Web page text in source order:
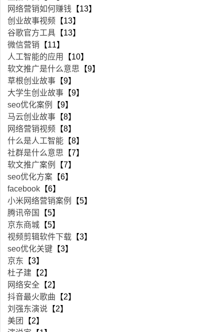
网络营销如何赚钱 【13】
创业故事视频 【13】
谷歌官方工具 【13】
微信营销 【11】
人工智能的应用
【10】
软文推广是什么意思 【9】
草根创业故事 【9】
大学生创业故事 【9】
seo优化案例
【9】
马云创业故事 【8】
网络营销视频 【8】
什么是人工智能 【8】
社群是什么意思 【7】
软文推广案例
【7】
seo优化方案 【6】
facebook 【6】
小米网络营销案例
【5】
腾讯帝国
【5】
京东商城 【5】
视频剪辑软件下载 【3】
seo优化关键 【3】
京东 【3】
杜子建 【2】
网络安全 【2】
抖音最火歌曲 【2】
刘强东演说 【2】
美团
【2】